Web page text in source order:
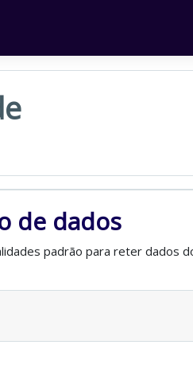
de dados
padrão para reter dados